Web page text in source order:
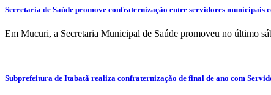
Secretaria de Saúde promove confraternização entre servidores municipais
Em Mucuri, a Secretaria Municipal de Saúde promoveu no último
Subprefeitura de Itabatã realiza confraternização de final de ano com